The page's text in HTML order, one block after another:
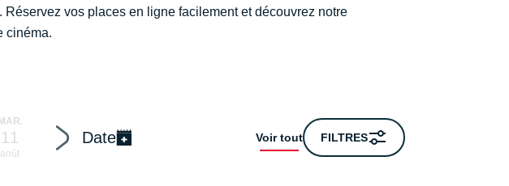
vos places en ligne facilement et découvrez notre
cinéma.
11
août
12 15
août
DIM.
16
août
Date Voir tout FILTRES